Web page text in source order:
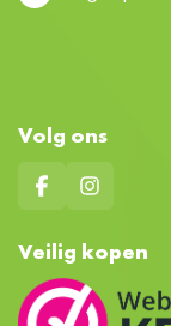
Volg ons
Veilig kopen